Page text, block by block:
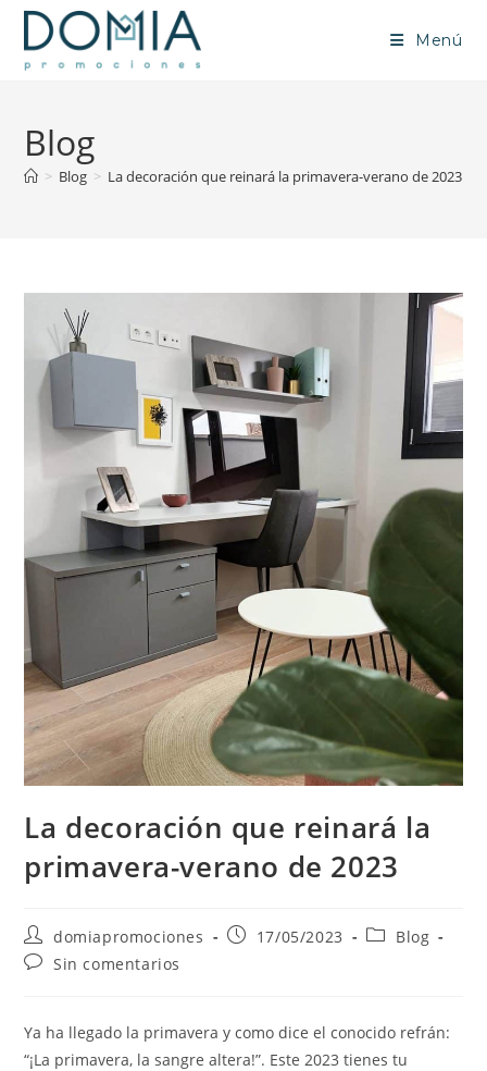
Menú
Blog
> Blog > La decoración que reinará la primavera-verano de 2023
La decoración que reinará la
primavera-verano de 2023
domiapromociones 17/05/2023
Blog
Sin comentarios
Ya ha llegado la primavera y como dice el conocido refrán:
“¡La primavera, la sangre altera!”. Este 2023 tienes tu